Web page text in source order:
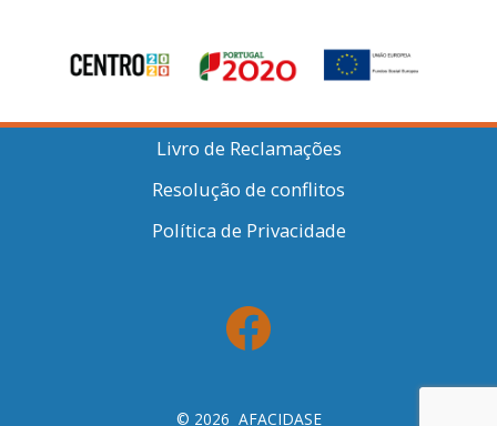
Livro de Reclamações
Resolução de conflitos
Política de Privacidade
Open
in
© 2026 AFACIDASE